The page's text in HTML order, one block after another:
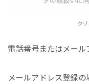
ク
電話番号またはメール
メールアドレス登録